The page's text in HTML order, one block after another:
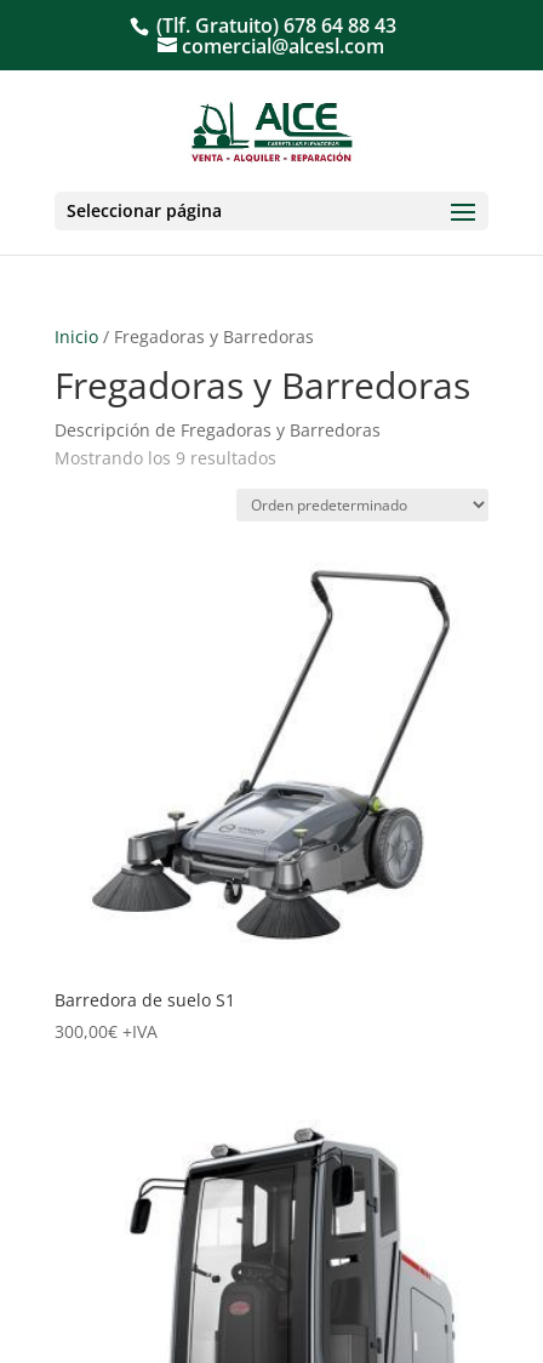
(Tlf. Gratuito)678 64 88 43
comercial@alcesl.com
Seleccionar página
Inicio/ Fregadoras y Barredoras
Fregadoras y Barredoras
Descripción de Fregadoras y Barredoras
Mostrando los 9 resultados
Barredora de suelo S1
300,00€ +IVA